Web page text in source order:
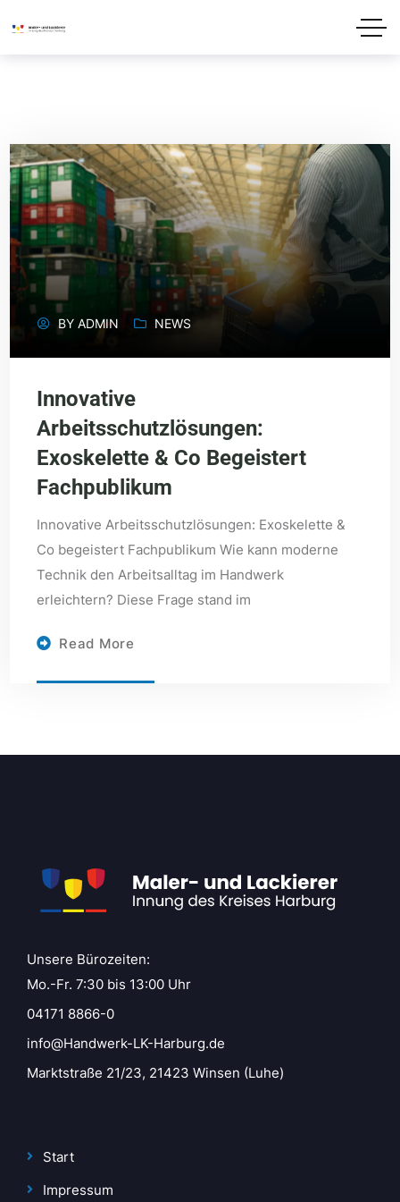
BYADMIN NEWS
Innovative
Arbeitsschutzlösungen:
Exoskelette & Co Begeistert
Fachpublikum
Innovative Arbeitsschutzlösungen: Exoskelette &
Co begeistert Fachpublikum Wie kann moderne
Technik den Arbeitsalltag im Handwerk
erleichtern? Diese Frage stand im
Read More
Unsere Bürozeiten:
Mo.-Fr. 7:30 bis 13:00 Uhr
04171 8866-0
info@Handwerk-LK-Harburg.de
Marktstraße 21/23, 21423 Winsen (Luhe)
Start
Impressum